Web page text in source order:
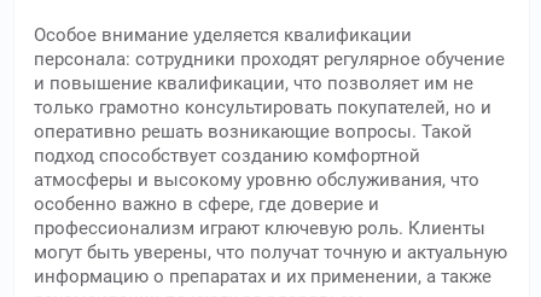
Особое внимание уделяется квалификации
персонала: сотрудники проходят регулярное обучение
и повышение квалификации, что позволяет им не
только грамотно консультировать покупателей, но и
оперативно решать возникающие вопросы. Такой
подход способствует созданию комфортной
атмосферы и высокому уровню обслуживания, что
особенно важно в сфере, где доверие и
профессионализм играют ключевую роль. Клиенты
могут быть уверены, что получат точную и актуальную
информацию о препаратах и их применении, а также